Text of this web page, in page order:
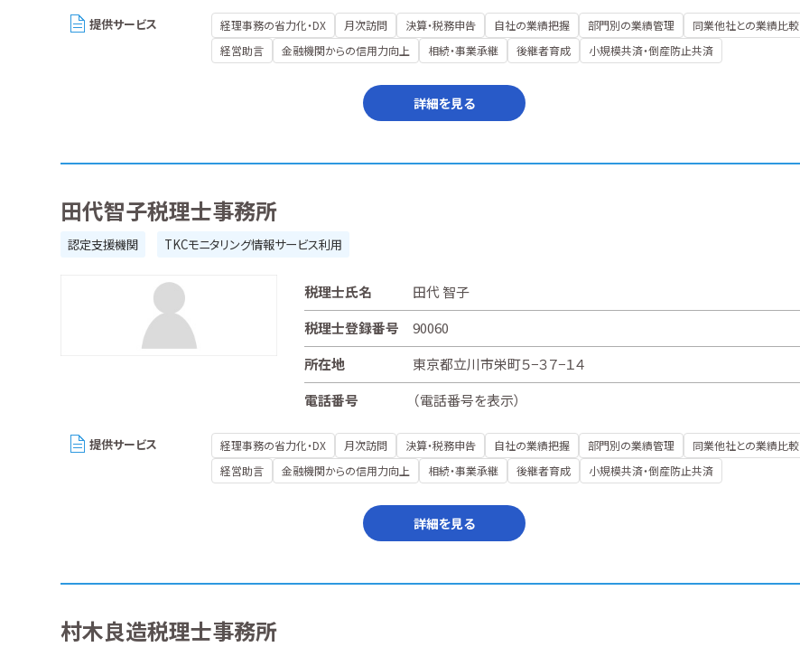
提供サービス 経理事務の省力化・DX 月次訪問 決算・税務申告 自社の業績把握 部門別の業績管理
同業他社との業績比較
経営助言
金融機関からの信用力向上 相続・事業承継 後継者育成 小規模共済・倒産防止共済
詳細を見る
田代智子税理士事務所
認定支援機関 TKCモニタリング情報サービス利用
税理士氏名
田代 智子
税理士登録番号
90060
所在地
東京都立川市栄町５−３７−１４
電話番号
（電話番号を表示）
提供サービス 経理事務の省力化・DX 月次訪問 決算・税務申告 自社の業績把握 部門別の業績管理
同業他社との業績比較
経営助言
金融機関からの信用力向上 相続・事業承継 後継者育成 小規模共済・倒産防止共済
詳細を見る
村木良造税理士事務所